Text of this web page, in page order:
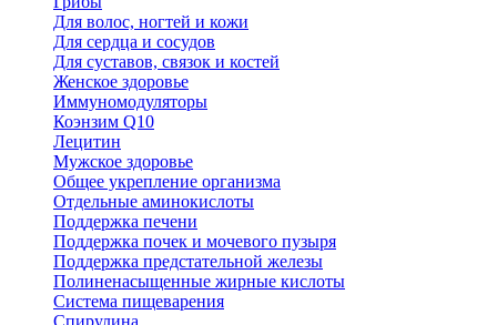
Для волос, ногтей и кожи
Для сердца и сосудов
Для суставов, связок и костей
Женское здоровье
Иммуномодуляторы
Коэнзим Q10
Лецитин
Мужское здоровье
Общее укрепление организма
Отдельные аминокислоты
Поддержка печени
Поддержка почек и мочевого пузыря
Поддержка предстательной железы
Полиненасыщенные жирные кислоты
Система пищеварения
Спирулина